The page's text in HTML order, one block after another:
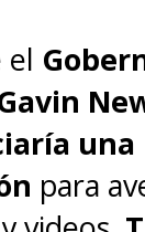
. Sin
segura
que
el
una
para